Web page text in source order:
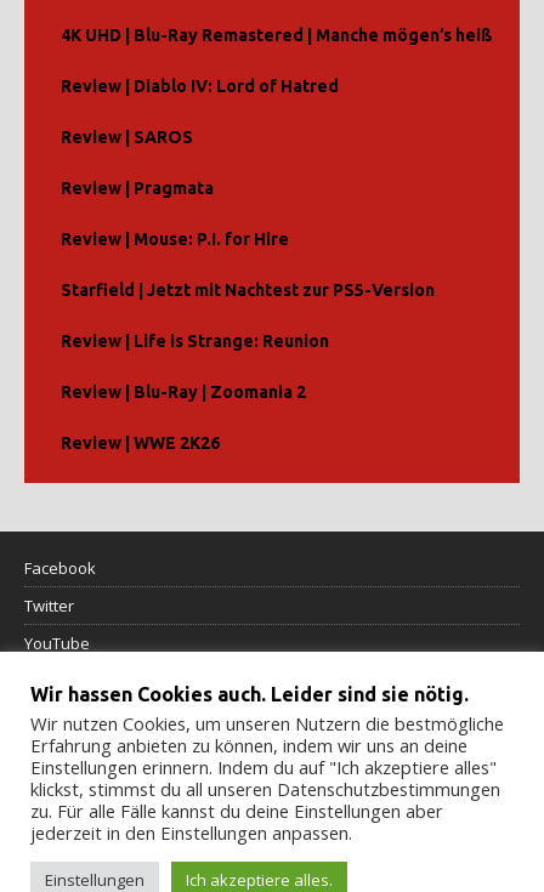
4K UHD | Blu-Ray Remastered | Manche mögen’s heiß
Review | Diablo IV: Lord of Hatred
Review | SAROS
Review | Pragmata
Review | Mouse: P.I. for Hire
Starfield | Jetzt mit Nachtest zur PS5-Version
Review | Life is Strange: Reunion
Review | Blu-Ray | Zoomania 2
Review | WWE 2K26
Facebook
Twitter
YouTube
Datenschutzerklärung
Impressum
Cookierichtlinie
Wir hassen Cookies auch. Leider sind sie nötig.
Wir nutzen Cookies, um unseren Nutzern die bestmögliche
Erfahrung anbieten zu können, indem wir uns an deine
Einstellungen erinnern. Indem du auf "Ich akzeptiere alles"
klickst, stimmst du all unseren Datenschutzbestimmungen
zu. Für alle Fälle kannst du deine Einstellungen aber
jederzeit in den Einstellungen anpassen.
Einstellungen Ich akzeptiere alles.